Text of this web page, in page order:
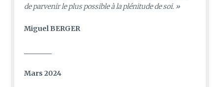
de parvenir le plus possible à la plénitude de soi. »
Miguel BERGER
Mars 2024